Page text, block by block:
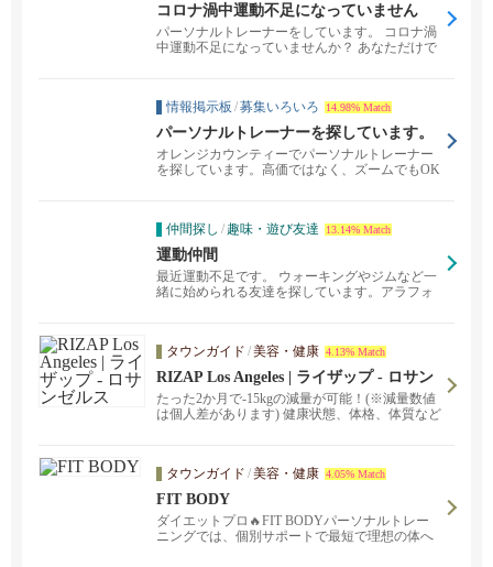
コロナ渦中運動不足になっていません
か？
パーソナルトレーナーをしています。 コロナ渦
中運動不足になっていませんか？ あなただけで
情報掲示板 /募集いろいろ 14.98% Match
パーソナルトレーナーを探しています。
オレンジカウンティーでパーソナルトレーナー
を探しています。高価ではなく、ズームでもOK
仲間探し / 趣味・遊び友達 13.14% Match
運動仲間
最近運動不足です。 ウォーキングやジムなど一
緒に始められる友達を探しています。アラフォ
タウンガイド /美容・健康 4.13% Match
RIZAP Los Angeles | ライザップ - ロサン
ゼルス
たった2か月で-15kgの減量が可能！(※減量数値
は個人差があります) 健康状態、体格、体質など
タウンガイド /美容・健康 4.05% Match
FIT BODY
ダイエットプロ🔥FIT BODYパーソナルトレー
ニングでは、個別サポートで最短で理想の体へ